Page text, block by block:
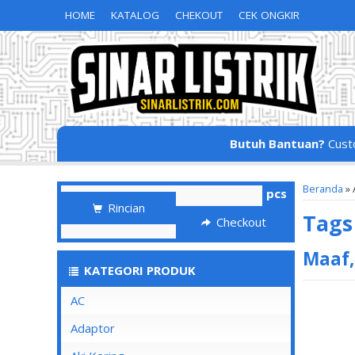
HOME KATALOG CHEKOUT CEK ONGKIR
Butuh Bantuan?
Beranda »
Tags
pcs
Rincian
Checkout
KATEGORI PRODUK
AC
Adaptor